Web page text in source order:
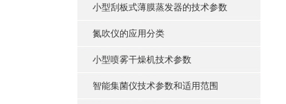
小型刮板式薄膜蒸发器的技术参数
氮吹仪的应用分类
小型喷雾干燥机技术参数
智能集菌仪技术参数和适用范围